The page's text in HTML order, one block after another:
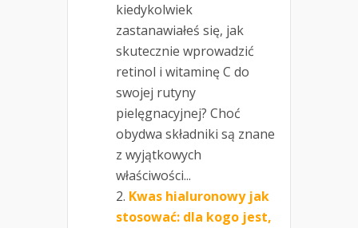
kiedykolwiek
zastanawiałeś się, jak
skutecznie wprowadzić
retinol i witaminę C do
swojej rutyny
pielęgnacyjnej? Choć
obydwa składniki są znane
z wyjątkowych
właściwości...
Kwas hialuronowy jak
stosować: dla kogo jest,